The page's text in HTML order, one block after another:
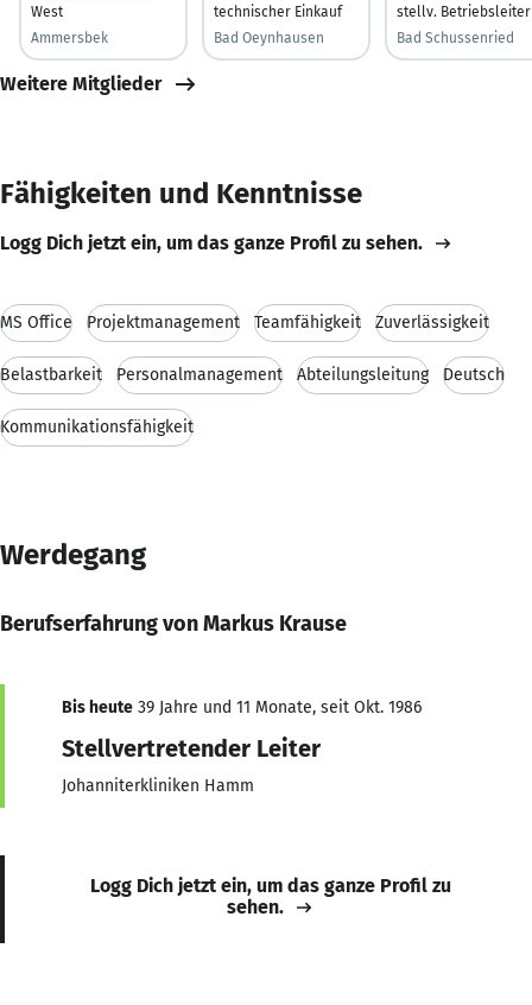
West
Ammersbek
technischer Einkauf
Bad Oeynhausen
stellv. Betriebsleiter
Bad Schussenried
Weitere Mitglieder
Fähigkeiten und Kenntnisse
Logg Dich jetzt ein, um das ganze Profil zu sehen.
MS Office Projektmanagement Teamfähigkeit Zuverlässigkeit
Belastbarkeit Personalmanagement Abteilungsleitung Deutsch
Kommunikationsfähigkeit
Werdegang
Berufserfahrung von Markus Krause
Bis heute 39 Jahre und 11 Monate, seit Okt. 1986
Stellvertretender Leiter
Johanniterkliniken Hamm
Logg Dich jetzt ein, um das ganze Profil zu
sehen.